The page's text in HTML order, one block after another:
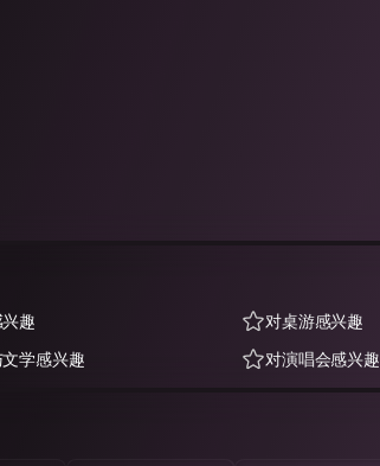
趣
对桌游感兴趣
学感兴趣
对演唱会感兴趣